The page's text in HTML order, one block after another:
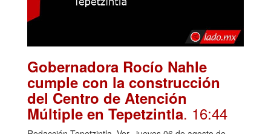
Gobernadora Rocío Nahle
cumple con la construcción
del Centro de Atención
Múltiple en Tepetzintla. 16:44